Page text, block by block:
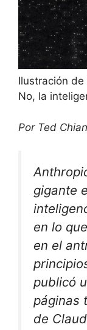
Ilustración de
No, la
Por Ted
gigante
en lo
en el
publicó
páginas
de